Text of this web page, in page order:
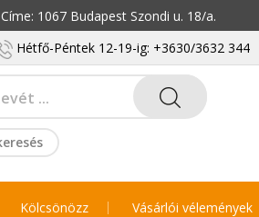
1067 Budapest Szondi u. 18/a.
Hétfő-Péntek 12-19-ig: +3630/3632 344
Kölcsönözz Vásárlói vélemények